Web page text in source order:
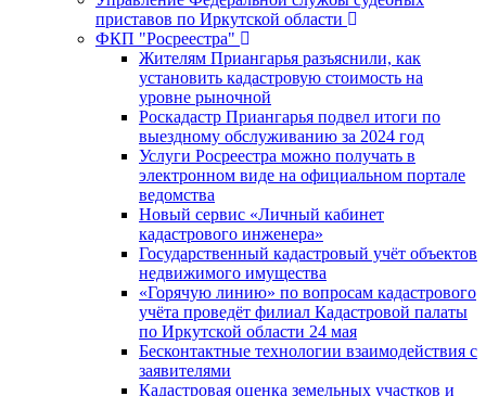
приставов по Иркутской области
ФКП "Росреестра"
Жителям Приангарья разъяснили, как
установить кадастровую стоимость на
уровне рыночной
Роскадастр Приангарья подвел итоги по
выездному обслуживанию за 2024 год
Услуги Росреестра можно получать в
электронном виде на официальном портале
ведомства
Новый сервис «Личный кабинет
кадастрового инженера»
Государственный кадастровый учёт объектов
недвижимого имущества
«Горячую линию» по вопросам кадастрового
учёта проведёт филиал Кадастровой палаты
по Иркутской области 24 мая
Бесконтактные технологии взаимодействия с
заявителями
Кадастровая оценка земельных участков и